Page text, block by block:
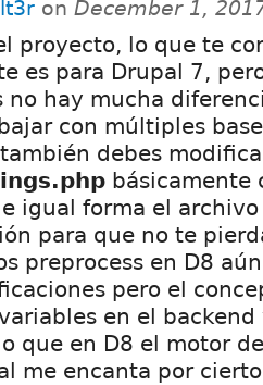
on December 1,
proyecto, lo que te
es para Drupal 7,
no hay mucha
con múltiples
debes
básicamente
igual forma el archivo
para que no te
preprocess en D8
pero el
en el backend
que en D8 el motor
me encanta por